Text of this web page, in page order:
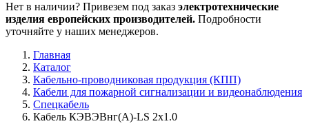
Нет в наличии? Привезем под заказ электротехнические
изделия европейских производителей. Подробности
уточняйте у наших менеджеров.
Главная
Каталог
Кабельно-проводниковая продукция (КПП)
Кабели для пожарной сигнализации и видеонаблюдения
Спецкабель
Кабель КЭВЭВнг(А)-LS 2х1.0